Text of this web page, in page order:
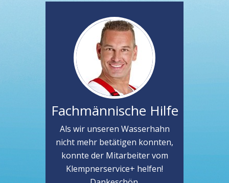
Fachmännische Hilfe
Als wir unseren Wasserhahn
nicht mehr betätigen konnten,
konnte der Mitarbeiter vom
Klempnerservice+ helfen!